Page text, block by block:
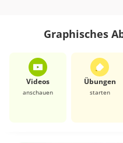
Graphisches
Videos
anschauen
Übungen
starten